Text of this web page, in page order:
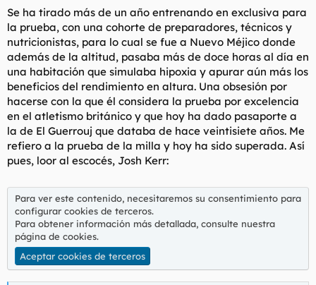
:
Se ha tirado más de un año entrenando en exclusiva para
la prueba, con una cohorte de preparadores, técnicos y
nutricionistas, para lo cual se fue a Nuevo Méjico donde
además de la altitud, pasaba más de doce horas al día en
una habitación que simulaba hipoxia y apurar aún más los
beneficios del rendimiento en altura. Una obsesión por
hacerse con la que él considera la prueba por excelencia
en el atletismo británico y que hoy ha dado pasaporte a
la de El Guerrouj que databa de hace veintisiete años. Me
refiero a la prueba de la milla y hoy ha sido superada. Así
pues, loor al escocés, Josh Kerr:
Para ver este contenido, necesitaremos su consentimiento para
configurar cookies de terceros.
Para obtener información más detallada, consulte nuestra
página de cookies.
Aceptar cookies de terceros